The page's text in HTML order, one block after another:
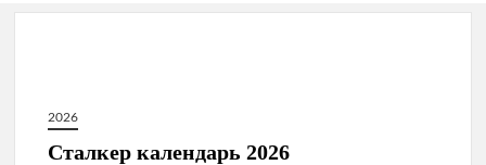
2026
Сталкер календарь 2026